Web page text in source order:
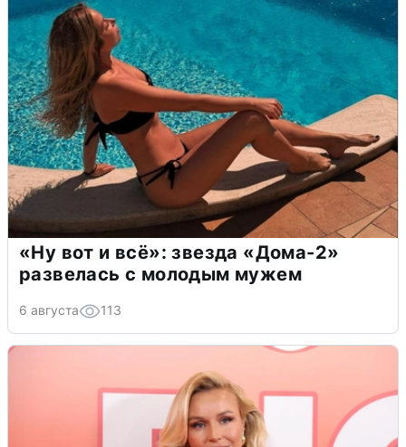
«Ну вот и всё»: звезда «Дома-2»
развелась с молодым мужем
6 августа 113